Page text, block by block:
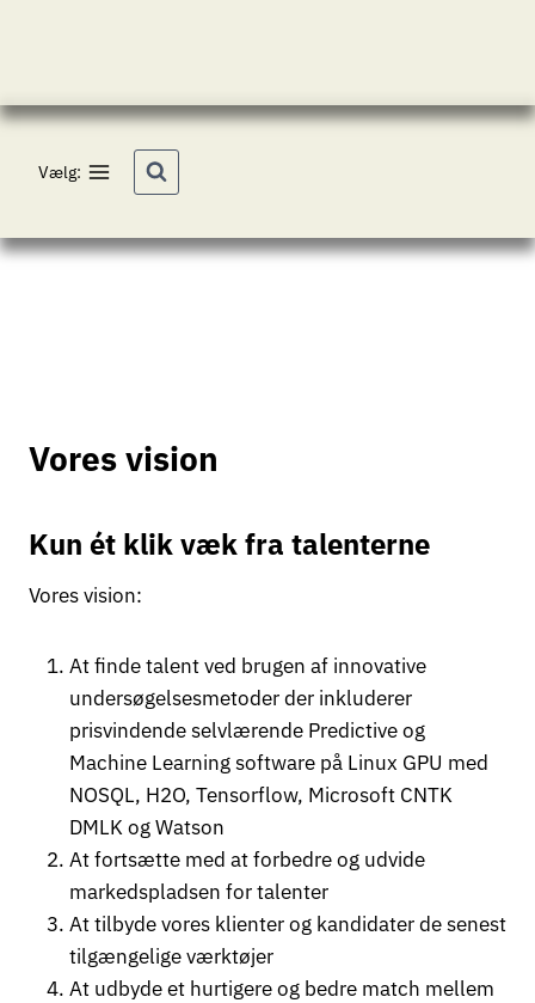
Vælg:
Vores vision
Kun ét klik væk fra talenterne
Vores vision:
At finde talent ved brugen af innovative
undersøgelsesmetoder der inkluderer
prisvindende selvlærende Predictive og
Machine Learning software på Linux GPU med
NOSQL, H2O, Tensorflow, Microsoft CNTK
DMLK og Watson
At fortsætte med at forbedre og udvide
markedspladsen for talenter
At tilbyde vores klienter og kandidater de senest
tilgængelige værktøjer
At udbyde et hurtigere og bedre match mellem